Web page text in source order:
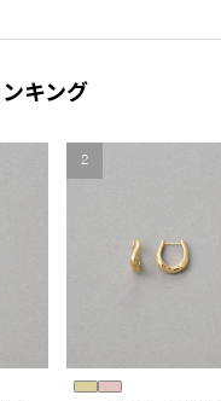
キング
2